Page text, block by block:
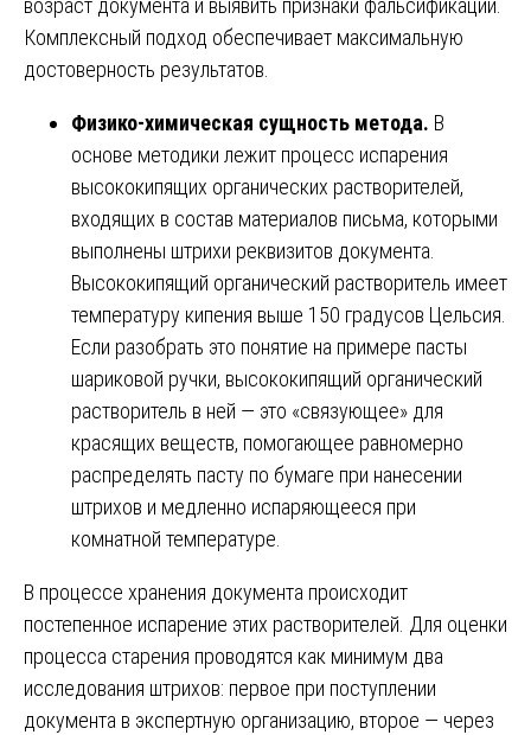
возраст документа и выявить признаки фальсификации.
Комплексный подход обеспечивает максимальную
достоверность результатов.
Физико-химическая сущность метода. В
основе методики лежит процесс испарения
высококипящих органических растворителей,
входящих в состав материалов письма, которыми
выполнены штрихи реквизитов документа.
Высококипящий органический растворитель имеет
температуру кипения выше 150 градусов Цельсия.
Если разобрать это понятие на примере пасты
шариковой ручки, высококипящий органический
растворитель в ней — это «связующее» для
красящих веществ, помогающее равномерно
распределять пасту по бумаге при нанесении
штрихов и медленно испаряющееся при
комнатной температуре.
В процессе хранения документа происходит
постепенное испарение этих растворителей. Для оценки
процесса старения проводятся как минимум два
исследования штрихов: первое при поступлении
документа в экспертную организацию, второе — через